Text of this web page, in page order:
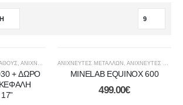
, ΑΝΙΧΝΕΥΤΕΣ ΜΕΤΑΛΛΩΝ ,ΑΝΙΧΝΕΥΤΈΣ ΧΡΥΣΟΎ,ΔΆΣΗ ΚΑΙ
+ ΔΩΡΟ
ΑΝΙΧΝΕΥΤΕΣ ΜΕΤΑΛΛΩΝ , ΑΝΙΧΝΕΥΤΈΣ ΧΡΥΣΟΎ
MINELAB EQUINOX 600
499.00€